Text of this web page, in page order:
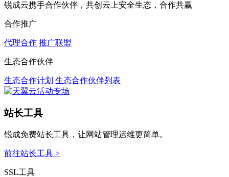
锐成云携手合作伙伴，共创云上安全生态，合作共赢
合作推广
代理合作 推广联盟
生态合作伙伴
生态合作计划 生态合作伙伴列表
站长工具
锐成免费站长工具，让网站管理运维更简单。
前往站长工具 >
SSL工具